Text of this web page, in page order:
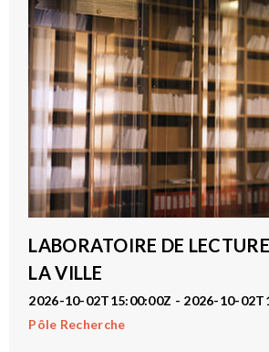
LABORATOIRE DE
LA VILLE
2026-10-02T15:00:00Z - 2026-10-
Pôle Recherche